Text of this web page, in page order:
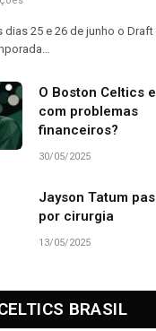
25 e 26 de junho o Draft
O Boston Celtics
com problemas
financeiros?
30/05/2025
Jayson Tatum
por cirurgia
13/05/2025
BRASIL